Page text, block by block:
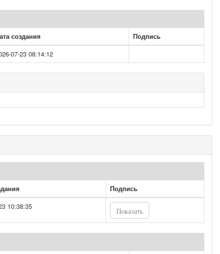
создания
Подпись
07-23 08:14:12
Подпись
10:38:35